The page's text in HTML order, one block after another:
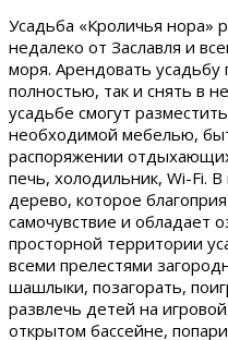
Усадьба «Кроличья нора»
недалеко от Заславля и
моря. Арендовать
полностью, так и снять в
усадьбе смогут
необходимой мебелью,
распоряжении
печь, холодильник, Wi-Fi.
дерево, которое
самочувствие и
просторной территории
всеми прелестями
шашлыки, позагорать,
развлечь детей на
открытом бассейне,